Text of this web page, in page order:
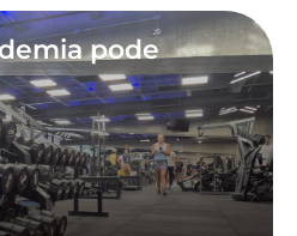
pode